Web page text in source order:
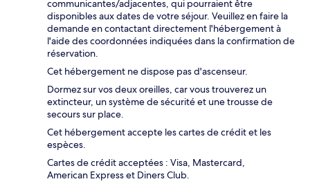
communicantes/adjacentes, qui pourraient être
disponibles aux dates de votre séjour. Veuillez en faire la
demande en contactant directement l'hébergement à
l'aide des coordonnées indiquées dans la confirmation de
réservation.
Cet hébergement ne dispose pas d'ascenseur.
Dormez sur vos deux oreilles, car vous trouverez un
extincteur, un système de sécurité et une trousse de
secours sur place.
Cet hébergement accepte les cartes de crédit et les
espèces.
Cartes de crédit acceptées : Visa, Mastercard,
American Express et Diners Club.